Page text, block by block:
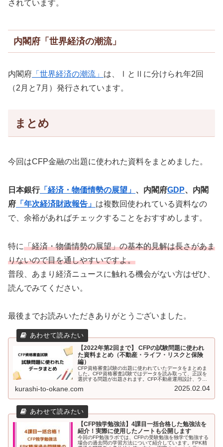
されています。
内閣府「世界経済の潮流」
内閣府 「世界経済の潮流」 は、ⅠとⅡに分けられ年2回
（2月と7月）発行されています。
まとめ
今回はCFP金融の出題に使われた資料をまとめました。
日本銀行「経済・物価情勢の展望」 、内閣府GDP、内閣
府 「年次経済財政報告」 は複数回使われている資料なの
で、余裕があればチェックすることをおすすめします。
特に「経済・物価情勢の展望」の基本的見解は長さがあま
りないので目を通しやすいですよ。
普段、あまり経済ニュースに触れる機会がない方はぜひ、
読んでみてください。
最後までお読みいただきありがとうございました。
【2022年第2回まで】 CFPの試験問題に使われ
た資料まとめ（不動産・ライフ・リスクと保険
編）
CFP資格審査試験の出題に使われていたデータをまとめま
した。CFP資格審査試験ではデータを読み取って、正誤を
選択する問題が出題されます。CFP不動産運用設計、ライ
保険の過去4回の試験で出題されたデータをまとめていま
がでしょうか。
kurashi-to-okane.com 2025.02.04
【CFP独学勉強法】4課目一括合格した勉強法を
紹介！実際に使用したノートも公開します
今回のFP勉強ラボでは、CFPの受験勉強を独学で勉強する
場合の過去問の学習方法について紹介しています。FPK精